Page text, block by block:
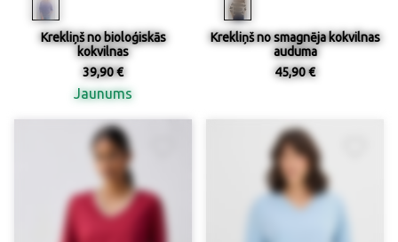
Krekliņš no bioloģiskās
kokvilnas
39,90 €
Jaunums
Krekliņš no smagnēja kokvilnas
auduma
45,90 €